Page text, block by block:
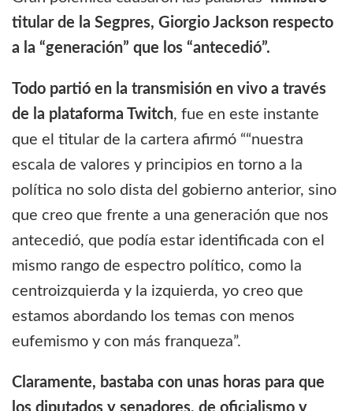
titular de la Segpres, Giorgio Jackson respecto
a la “generación” que los “antecedió”.
Todo partió en la transmisión en vivo a través
de la plataforma Twitch, fue en este instante
que el titular de la cartera afirmó ““nuestra
escala de valores y principios en torno a la
política no solo dista del gobierno anterior, sino
que creo que frente a una generación que nos
antecedió, que podía estar identificada con el
mismo rango de espectro político, como la
centroizquierda y la izquierda, yo creo que
estamos abordando los temas con menos
eufemismo y con más franqueza”.
Claramente, bastaba con unas horas para que
los diputados y senadores, de oficialismo y